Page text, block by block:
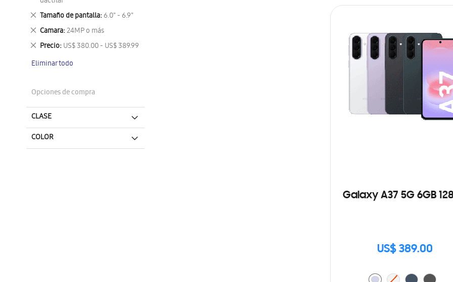
Galaxy A37 5G 6GB
US$ 389.00
artículo
Tamaño de pantalla 6.0" - 6.9"
Eliminar
este
artículo
Camara 24MP o más
Eliminar
este
artículo
Precio US$ 380.00 - US$ 389.99
Eliminar
artículo
Eliminar todo
Opciones de compra
CLASE
COLOR